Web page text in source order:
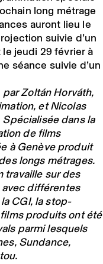
long métrage
auront lieu le
suivie d’un
jeudi 29 février à
séance suivie d’un
Zoltán Horváth,
,et Nicolas
dans la
de films
à Genève produit
longs métrages.
travaille sur des
différentes
CGI, la stop-
produits ont été
parmi lesquels
Sundance,